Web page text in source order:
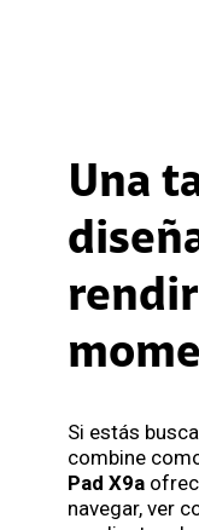
Una
Si estás
combine
Pad X9a
navegar, ver